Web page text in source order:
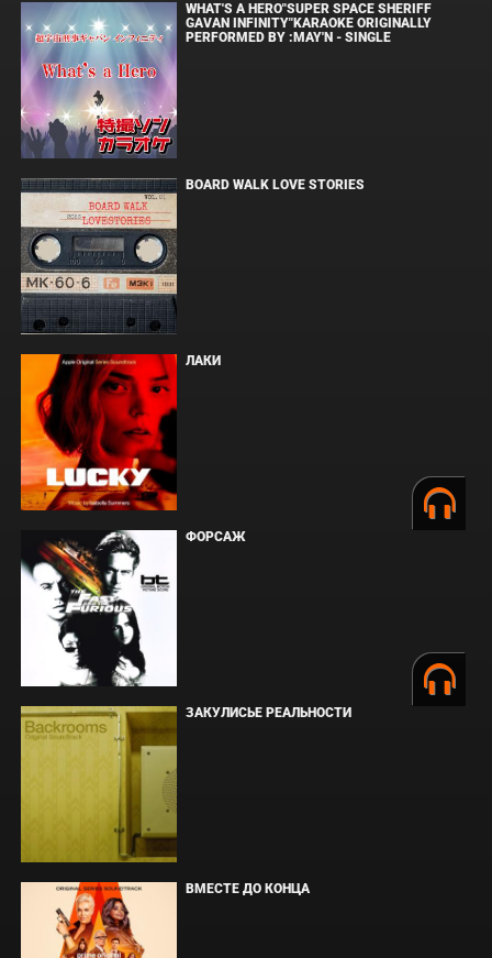
WHAT'S A HERO"SUPER SPACE SHERIFF
GAVAN INFINITY"KARAOKE ORIGINALLY
PERFORMED BY :MAY'N - SINGLE
BOARD WALK LOVE STORIES
ЛАКИ
ФОРСАЖ
ЗАКУЛИСЬЕ РЕАЛЬНОСТИ
ВМЕСТЕ ДО КОНЦА